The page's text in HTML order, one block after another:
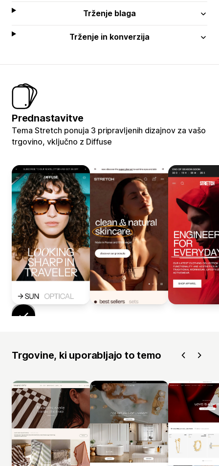
Trženje blaga
Trženje in konverzija
Prednastavitve
Tema Stretch ponuja 3 pripravljenih dizajnov za vašo
trgovino, vključno z Diffuse
Trgovine, ki uporabljajo to temo